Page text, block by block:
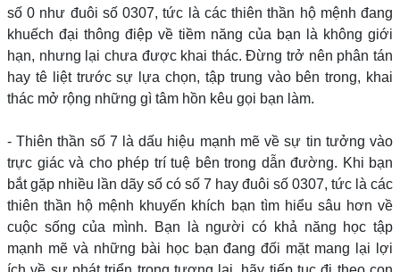
số 0 như đuôi số 0307, tức là các thiên thần hộ mệnh đang
khuếch đại thông điệp về tiềm năng của bạn là không giới
hạn, nhưng lại chưa được khai thác. Đừng trở nên phân tán
hay tê liệt trước sự lựa chọn, tập trung vào bên trong, khai
thác mở rộng những gì tâm hồn kêu gọi bạn làm.
- Thiên thần số 7 là dấu hiệu mạnh mẽ về sự tin tưởng vào
trực giác và cho phép trí tuệ bên trong dẫn đường. Khi bạn
bắt gặp nhiều lần dãy số có số 7 hay đuôi số 0307, tức là các
thiên thần hộ mệnh khuyến khích bạn tìm hiểu sâu hơn về
cuộc sống của mình. Bạn là người có khả năng học tập
mạnh mẽ và những bài học bạn đang đối mặt mang lại lợi